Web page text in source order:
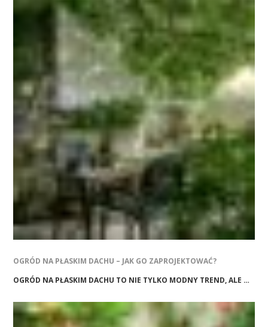
OGRÓD NA PŁASKIM DACHU – JAK GO ZAPROJEKTOWAĆ?
OGRÓD NA PŁASKIM DACHU TO NIE TYLKO MODNY TREND, ALE …